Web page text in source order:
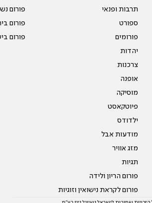
תרבות ופנאי
ספורט
פורומים
יהדות
צרכנות
אופנה
מוסיקה
פיוטקאסט
ילדודס
מודעות אבל
מזג אוויר
תגיות
פורום הריון ולידה
פורום לקראת נישואין וזוגיות
פורום
פורום
פורום